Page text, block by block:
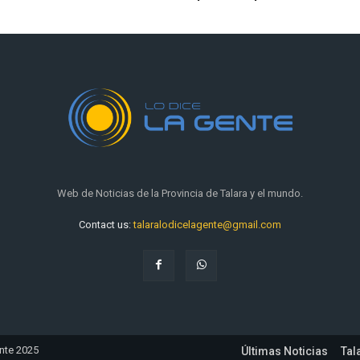
Web de Noticias de la Provincia de Talara y el mundo.
Contact us:talaralodicelagente@gmail.com
2025 Últimas Noticias